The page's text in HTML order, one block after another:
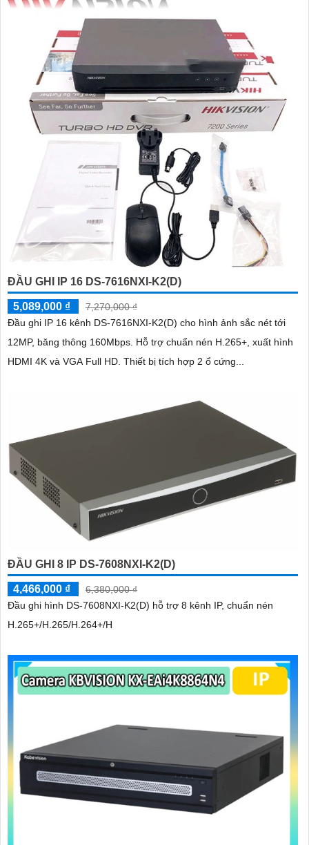
ĐẦU GHI IP 16 DS-7616NXI-K2(D)
5,089,000 ₫
7,270,000 ₫
Đầu ghi IP 16 kênh DS-7616NXI-K2(D) cho hình ảnh sắc nét tới
12MP, băng thông 160Mbps. Hỗ trợ chuẩn nén H.265+, xuất hình
HDMI 4K và VGA Full HD. Thiết bị tích hợp 2 ổ cứng...
ĐẦU GHI 8 IP DS-7608NXI-K2(D)
4,466,000 ₫
6,380,000 ₫
Đầu ghi hình DS-7608NXI-K2(D) hỗ trợ 8 kênh IP, chuẩn nén
H.265+/H.265/H.264+/H